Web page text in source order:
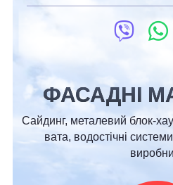
ФАСАДНІ
Сайдинг, металевий блок-
вата, водостічні